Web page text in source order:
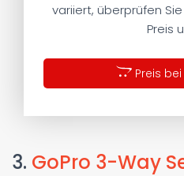
variiert, überprüfen
Preis
Preis bei
3. GoPro 3-Way